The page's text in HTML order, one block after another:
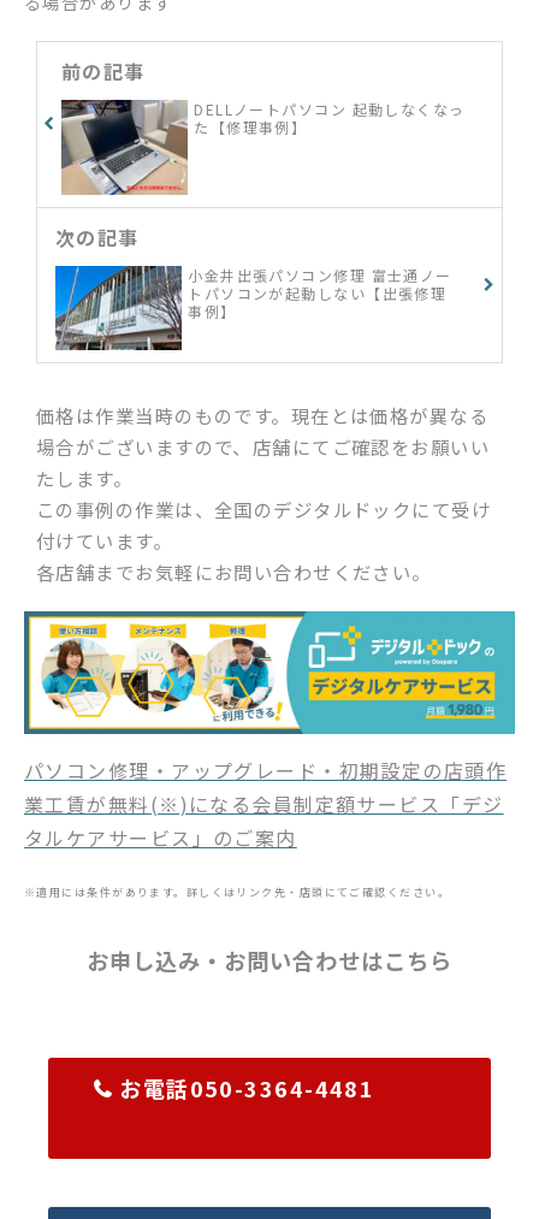
前の記事
DELLノートパソコン 起動しなくなっ
た【修理事例】
次の記事
小金井出張パソコン修理 富士通ノー
トパソコンが起動しない【出張修理
事例】
価格は作業当時のものです。現在とは価格が異なる
場合がございますので、店舗にてご確認をお願いい
たします。
この事例の作業は、全国のデジタルドックにて受け
付けています。
各店舗までお気軽にお問い合わせください。
パソコン修理・アップグレード・初期設定の店頭作
業工賃が無料(※)になる会員制定額サービス「デジ
タルケアサービス」のご案内
※適用には条件があります。詳しくはリンク先・店頭にてご確認ください。
お申し込み・お問い合わせはこちら
お電話050-3364-4481